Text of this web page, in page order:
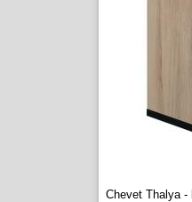
Chevet Thalya -